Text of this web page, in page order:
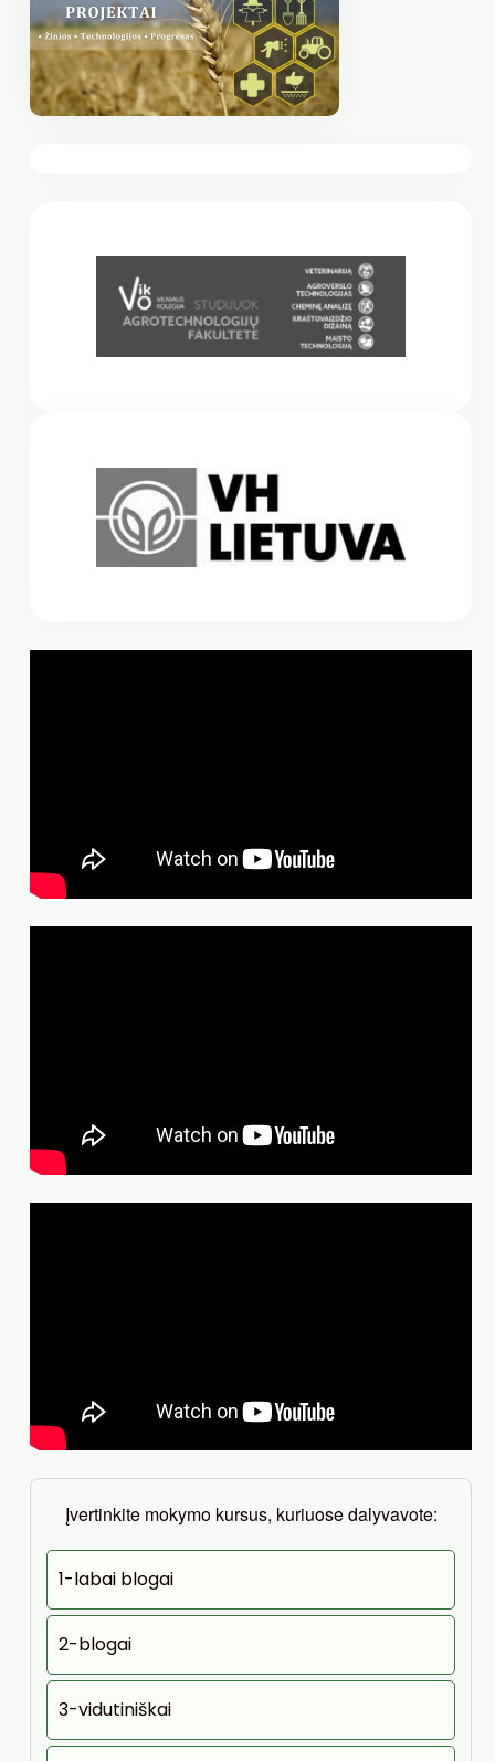
Įvertinkite mokymo kursus, kuriuose dalyvavote:
1-labai blogai
2-blogai
3-vidutiniškai